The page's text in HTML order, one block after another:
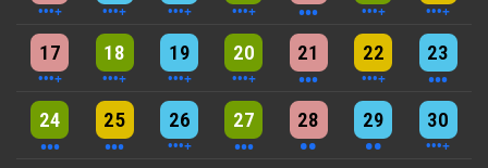
17
5 events 18
6 events 19
7 events 20
6 events 21
3 events 22
4 events 23
3 events
24
3 events 25
3 events 26
6 events 27
3 events 28
2 events 29
2 events 30
4 events